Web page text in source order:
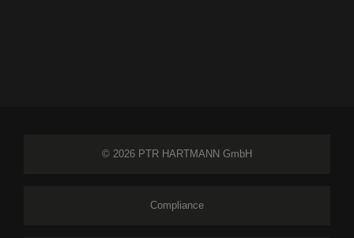
© 2026 PTR HARTMANN GmbH
Compliance